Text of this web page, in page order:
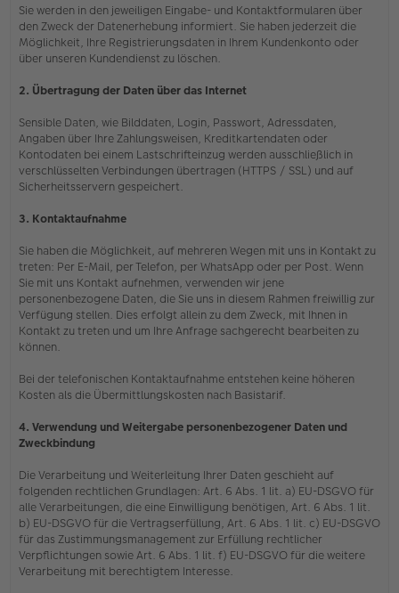
Sie werden in den jeweiligen Eingabe- und Kontaktformularen über
den Zweck der Datenerhebung informiert. Sie haben jederzeit die
Möglichkeit, Ihre Registrierungsdaten in Ihrem Kundenkonto oder
über unseren Kundendienst zu löschen.
2. Übertragung der Daten über das Internet
Sensible Daten, wie Bilddaten, Login, Passwort, Adressdaten,
Angaben über Ihre Zahlungsweisen, Kreditkartendaten oder
Kontodaten bei einem Lastschrifteinzug werden ausschließlich in
verschlüsselten Verbindungen übertragen (HTTPS / SSL) und auf
Sicherheitsservern gespeichert.
3. Kontaktaufnahme
Sie haben die Möglichkeit, auf mehreren Wegen mit uns in Kontakt zu
treten: Per E-Mail, per Telefon, per WhatsApp oder per Post. Wenn
Sie mit uns Kontakt aufnehmen, verwenden wir jene
personenbezogene Daten, die Sie uns in diesem Rahmen freiwillig zur
Verfügung stellen. Dies erfolgt allein zu dem Zweck, mit Ihnen in
Kontakt zu treten und um Ihre Anfrage sachgerecht bearbeiten zu
können.
Bei der telefonischen Kontaktaufnahme entstehen keine höheren
Kosten als die Übermittlungskosten nach Basistarif.
4. Verwendung und Weitergabe personenbezogener Daten und
Zweckbindung
Die Verarbeitung und Weiterleitung Ihrer Daten geschieht auf
folgenden rechtlichen Grundlagen: Art. 6 Abs. 1 lit. a) EU-DSGVO für
alle Verarbeitungen, die eine Einwilligung benötigen, Art. 6 Abs. 1 lit.
b) EU-DSGVO für die Vertragserfüllung, Art. 6 Abs. 1 lit. c) EU-DSGVO
für das Zustimmungsmanagement zur Erfüllung rechtlicher
Verpflichtungen sowie Art. 6 Abs. 1 lit. f) EU-DSGVO für die weitere
Verarbeitung mit berechtigtem Interesse.